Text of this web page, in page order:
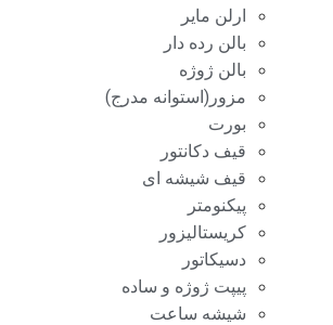
ارلن مایر
بالن رده دار
بالن ژوژه
مزور(استوانه مدرج)
بورت
قیف دکانتور
قیف شیشه ای
پیکنومتر
کریستالیزور
دسیکاتور
پیپت ژوژه و ساده
شیشه ساعت